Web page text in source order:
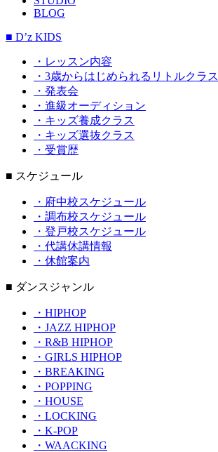
BLOG
■ D’z KIDS
・レッスン内容
・3歳からはじめられるリトルクラス
・発表会
・進級オーディション
・キッズ養成クラス
・キッズ選抜クラス
・受賞歴
■ スケジュール
・府中校スケジュール
・調布校スケジュール
・登戸校スケジュール
・代講休講情報
・休館案内
■ ダンスジャンル
・HIPHOP
・JAZZ HIPHOP
・R&B HIPHOP
・GIRLS HIPHOP
・BREAKING
・POPPING
・HOUSE
・LOCKING
・K-POP
・WAACKING